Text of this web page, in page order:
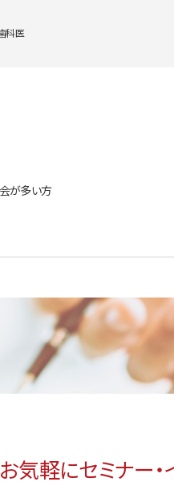
科医
が多い方
お気軽にセミナー